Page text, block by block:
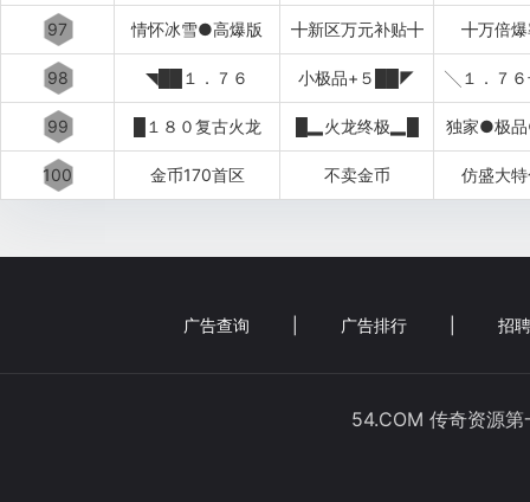
97 情怀冰雪●高爆版 ╋新区万元补贴╋ ╋万倍
98 ◥██１．７６ 小极品+５██◤ ╲１．７
99 █１８０复古火龙 █▂火龙终极▂█ 独家●极
100 金币170首区 不卖金币 仿盛大
广告查询 广告排行 招
54.COM 传奇资源